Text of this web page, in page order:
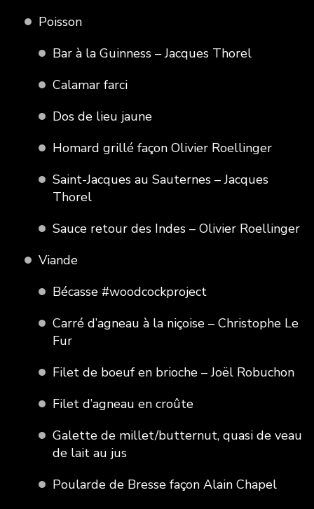
Poisson
Bar à la Guinness – Jacques Thorel
Calamar farci
Dos de lieu jaune
Homard grillé façon Olivier Roellinger
Saint-Jacques au Sauternes – Jacques
Thorel
Sauce retour des Indes – Olivier Roellinger
Viande
Bécasse #woodcockproject
Carré d’agneau à la niçoise – Christophe Le
Fur
Filet de boeuf en brioche – Joël Robuchon
Filet d’agneau en croûte
Galette de millet/butternut, quasi de veau
de lait au jus
Poularde de Bresse façon Alain Chapel